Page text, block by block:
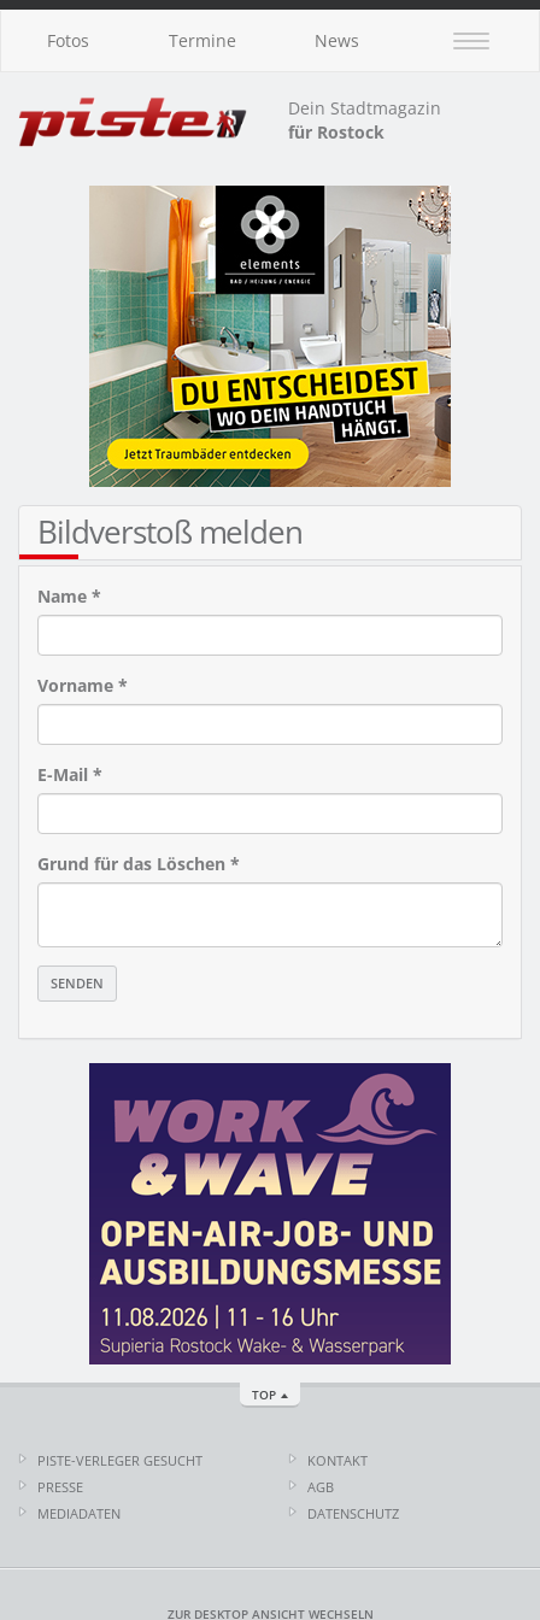
Fotos Termine News
Dein Stadtmagazin
für Rostock
Bildverstoß melden
Name *
Vorname *
E-Mail *
Grund für das Löschen *
TOP
PISTE-VERLEGER GESUCHT
PRESSE
MEDIADATEN
KONTAKT
AGB
DATENSCHUTZ
ZUR DESKTOP ANSICHT WECHSELN